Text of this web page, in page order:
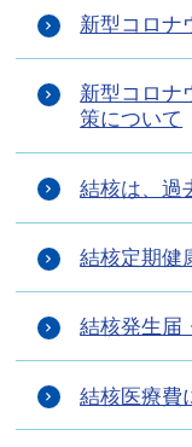
新型コロナ
新型コロ
策について
結核は、過
結核定期健
結核発生届
結核医療費